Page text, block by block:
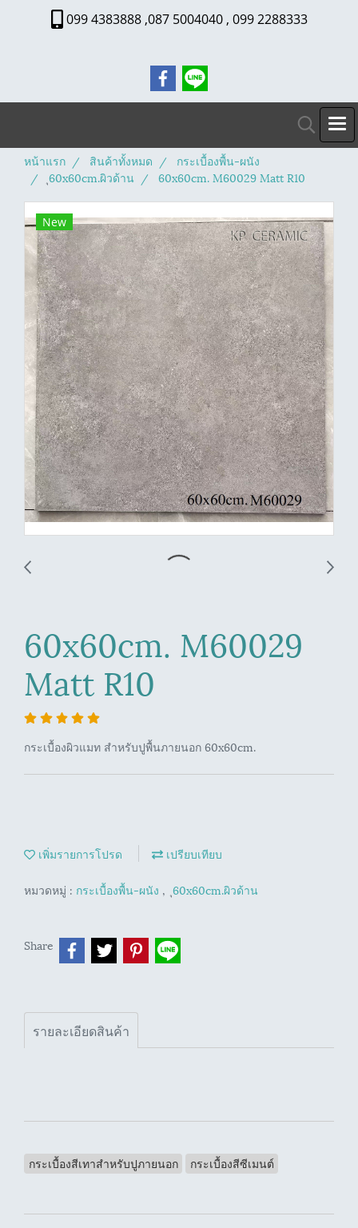
099 4383888 ,087 5004040 , 099 2288333
หน้าแรก สินค้าทั้งหมด
กระเบื้องพื้น-ผนัง
ุ60x60cm.ผิวด้าน
60x60cm. M60029 Matt R10
New
60x60cm. M60029
Matt R10
กระเบื้องผิวแมท สำหรับปูพื้นภายนอก 60x60cm.
เพิ่มรายการโปรด เปรียบเทียบ
หมวดหมู่ : กระเบื้องพื้น-ผนัง , ุ60x60cm.ผิวด้าน
Share
รายละเอียดสินค้า
กระเบื้องสีเทาสำหรับปูภายนอก กระเบื้องสีซีเมนต์